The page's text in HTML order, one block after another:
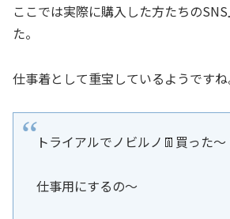
ここでは実際に購入した方たちの
た。
仕事着として重宝しているようですね
トライアルでノビルノ👖買った～
仕事用にするの～